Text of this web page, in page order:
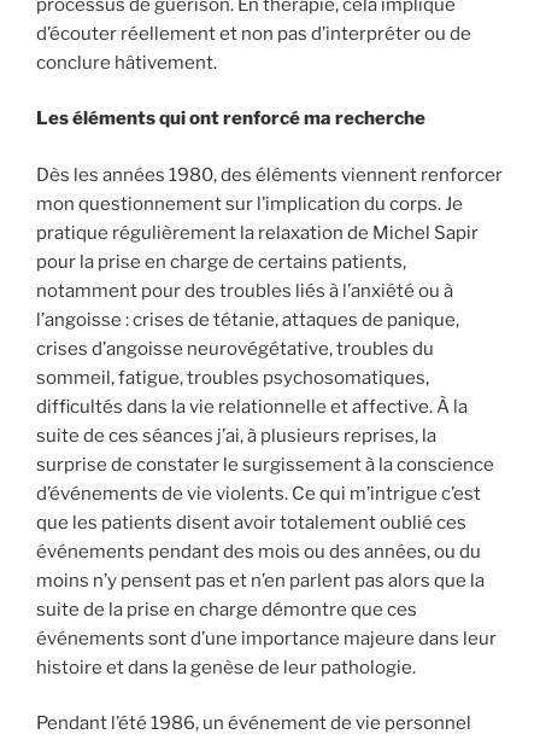
processus de guérison. En thérapie, cela implique
d’écouter réellement et non pas d’interpréter ou de
conclure hâtivement.
Les éléments qui ont renforcé ma recherche
Dès les années 1980, des éléments viennent renforcer
mon questionnement sur l’implication du corps. Je
pratique régulièrement la relaxation de Michel Sapir
pour la prise en charge de certains patients,
notamment pour des troubles liés à l’anxiété ou à
l’angoisse : crises de tétanie, attaques de panique,
crises d’angoisse neurovégétative, troubles du
sommeil, fatigue, troubles psychosomatiques,
difficultés dans la vie relationnelle et affective. À la
suite de ces séances j’ai, à plusieurs reprises, la
surprise de constater le surgissement à la conscience
d’événements de vie violents. Ce qui m’intrigue c’est
que les patients disent avoir totalement oublié ces
événements pendant des mois ou des années, ou du
moins n’y pensent pas et n’en parlent pas alors que la
suite de la prise en charge démontre que ces
événements sont d’une importance majeure dans leur
histoire et dans la genèse de leur pathologie.
Pendant l’été 1986, un événement de vie personnel